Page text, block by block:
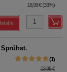
18,99 € (33%)
Sprühst.
1
13,95 €